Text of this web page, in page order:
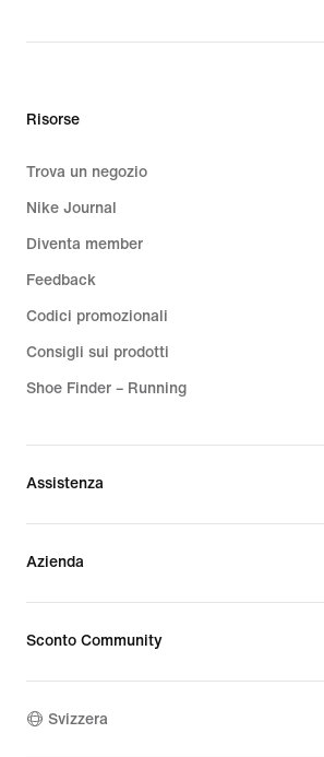
Risorse
Trova un negozio
Nike Journal
Diventa member
Feedback
Codici promozionali
Consigli sui prodotti
Shoe Finder – Running
Assistenza
Azienda
Sconto Community
Svizzera